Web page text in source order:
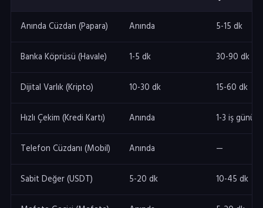
Anında Cüzdan (Papara) Anında 5-15 dk
Banka Köprüsü (Havale) 1-5 dk 30-90 dk
Dijital Varlık (Kripto) 10-30 dk 15-60 dk
Hızlı Çekim (Kredi Kartı) Anında 1-3 iş günü
Telefon Cüzdanı (Mobil) Anında —
Sabit Değer (USDT) 5-20 dk 10-45 dk